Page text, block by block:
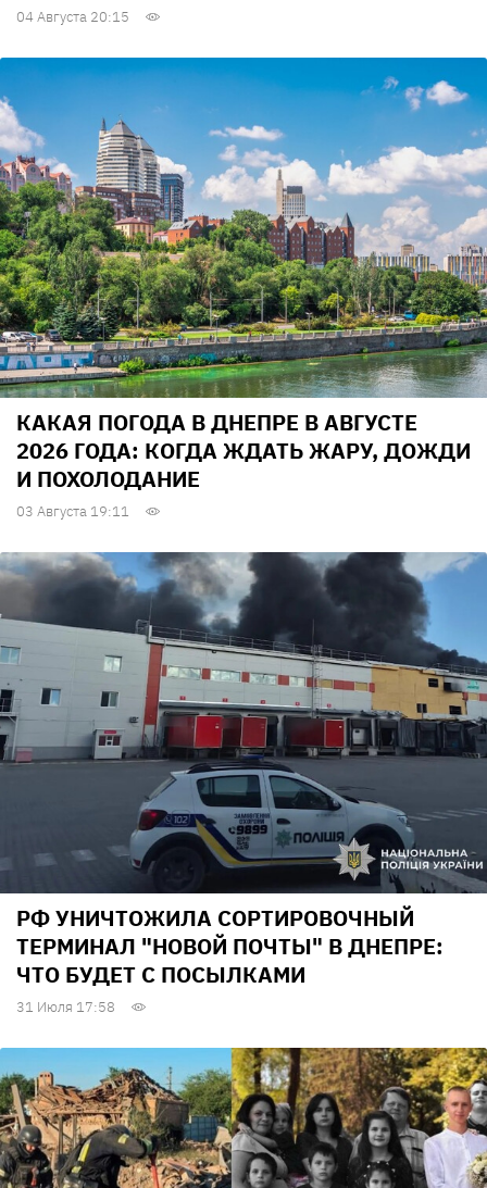
04 Августа 20:15
КАКАЯ ПОГОДА В ДНЕПРЕ В АВГУСТЕ
2026 ГОДА: КОГДА ЖДАТЬ ЖАРУ, ДОЖДИ
И ПОХОЛОДАНИЕ
03 Августа 19:11
РФ УНИЧТОЖИЛА СОРТИРОВОЧНЫЙ
ТЕРМИНАЛ "НОВОЙ ПОЧТЫ" В ДНЕПРЕ:
ЧТО БУДЕТ С ПОСЫЛКАМИ
31 Июля 17:58